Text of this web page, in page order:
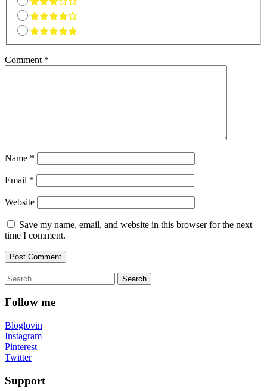
Comment *
Name *
Email *
Website
Save my name, email, and website in this browser for the next
time I comment.
Search
for:
Follow me
Bloglovin
Instagram
Pinterest
Twitter
Support